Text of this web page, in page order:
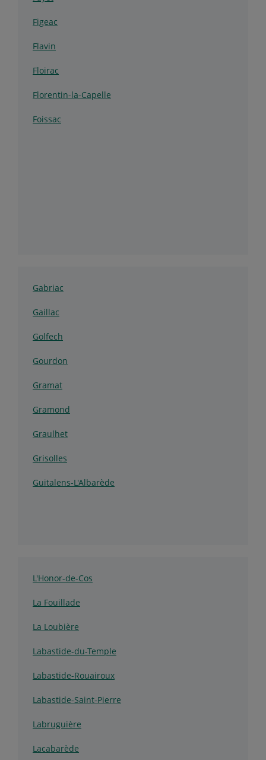
Figeac
Flavin
Floirac
Florentin-la-Capelle
Foissac
Gabriac
Gaillac
Golfech
Gourdon
Gramat
Gramond
Graulhet
Grisolles
Guitalens-L'Albarède
L'Honor-de-Cos
La Fouillade
La Loubière
Labastide-du-Temple
Labastide-Rouairoux
Labastide-Saint-Pierre
Labruguière
Lacabarède